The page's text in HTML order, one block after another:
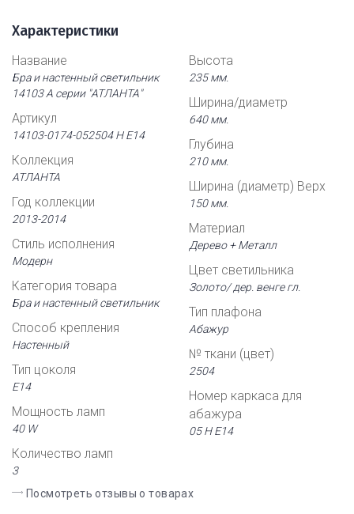
Характеристики
Название
Бра и настенный светильник
14103 А серии "АТЛАНТА"
Артикул
14103-0174-052504 Н Е14
Коллекция
АТЛАНТА
Год коллекции
2013-2014
Стиль исполнения
Модерн
Категория товара
Бра и настенный светильник
Способ крепления
Настенный
Тип цоколя
Е14
Мощность ламп
40 W
Количество ламп
3
Высота
235 мм.
Ширина/диаметр
640 мм.
Глубина
210 мм.
Ширина (диаметр) Верх
150 мм.
Материал
Дерево + Металл
Цвет светильника
Золото/ дер. венге гл.
Тип плафона
Абажур
№ ткани (цвет)
2504
Номер каркаса для
абажура
05 Н Е14
Посмотреть отзывы о товарах